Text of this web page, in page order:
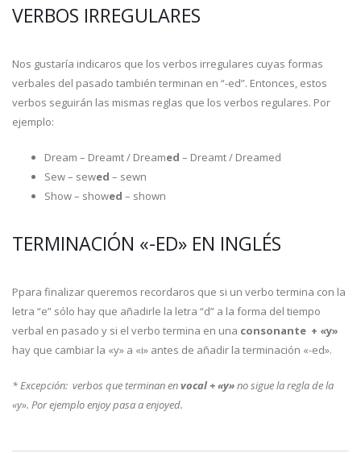
VERBOS IRREGULARES
Nos gustaría indicaros que los verbos irregulares cuyas formas
verbales del pasado también terminan en “-ed”. Entonces, estos
verbos seguirán las mismas reglas que los verbos regulares. Por
ejemplo:
Dream – Dreamt / Dreamed – Dreamt / Dreamed
Sew – sewed – sewn
Show – showed – shown
TERMINACIÓN «-ED» EN INGLÉS
Ppara finalizar queremos recordaros que si un verbo termina con la
letra “e” sólo hay que añadirle la letra “d” a la forma del tiempo
verbal en pasado y si el verbo termina en una consonante + «y»
hay que cambiar la «y» a «i» antes de añadir la terminación «-ed».
* Excepción: verbos que terminan envocal + «y»no sigue la regla de la
«y». Por ejemplo enjoy pasa a enjoyed.